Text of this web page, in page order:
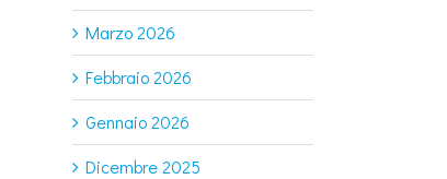
Marzo 2026
Febbraio 2026
Gennaio 2026
Dicembre 2025